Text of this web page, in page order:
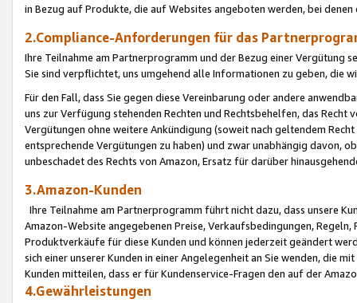
in Bezug auf Produkte, die auf Websites angeboten werden, bei
2.Compliance-Anforderungen für das
Ihre Teilnahme am Partnerprogramm und der Bezug einer Vergütung
Sie sind verpflichtet, uns umgehend alle Informationen zu geben, die
Für den Fall, dass Sie gegen diese Vereinbarung oder andere
uns zur Verfügung stehenden Rechten und Rechtsbehelfen, das
Vergütungen ohne weitere Ankündigung (soweit nach geltendem
entsprechende Vergütungen zu haben) und zwar unabhängig davon,
unbeschadet des Rechts von Amazon, Ersatz für darüber
3.Amazon-Kunden
Ihre Teilnahme am Partnerprogramm führt nicht dazu, dass unsere
Amazon-Website angegebenen Preise, Verkaufsbedingungen,
Produktverkäufe für diese Kunden und können jederzeit geändert
sich einer unserer Kunden in einer Angelegenheit an Sie wenden, die
Kunden mitteilen, dass er für Kundenservice-Fragen den auf der
4.Gewährleistungen